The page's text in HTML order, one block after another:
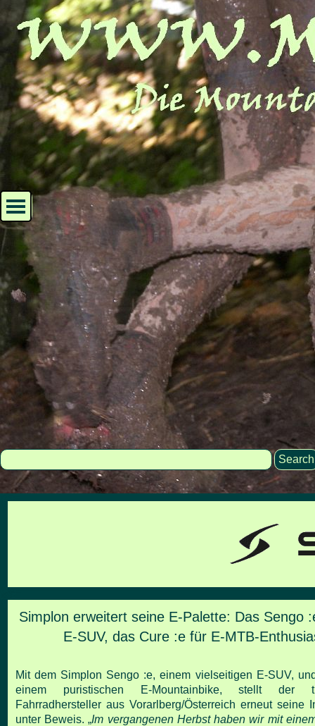
Direkt zum Seiteninhalt
Menü überspringen
Search
Simplon erweitert seine E-Palette: Das Sengo
E-SUV, das Cure :e für E-MTB-
Mit dem Simplon Sengo :e, einem vielseitigen E-SUV,
einem puristischen E-Mountainbike, stellt der
Fahrradhersteller aus Vorarlberg/Österreich erneut seine
unter Beweis. „Im vergangenen Herbst haben wir mit